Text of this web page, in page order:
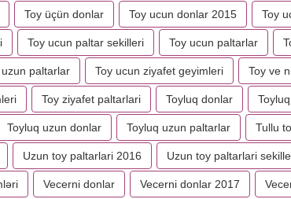
Toy üçün donlar Toy ucun donlar 2015 Toy
Toy ucun paltar sekilleri Toy ucun paltarlar
paltarlar Toy ucun ziyafet geyimleri Toy ve
Toy ziyafet paltarlari Toyluq donlar
Toyluq uzun donlar Toyluq uzun paltarlar Tullu
Uzun toy paltarlari 2016 Uzun toy paltarlari
Vecerni donlar Vecerni donlar 2017